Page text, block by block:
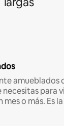
amueblados
para
o más. Es